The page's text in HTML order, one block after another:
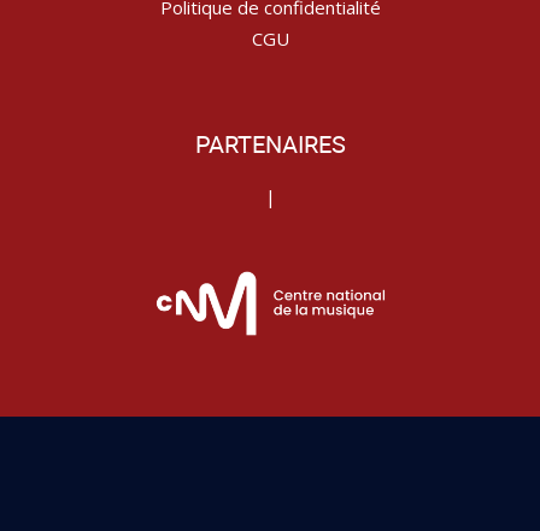
Politique de confidentialité
CGU
PARTENAIRES
|